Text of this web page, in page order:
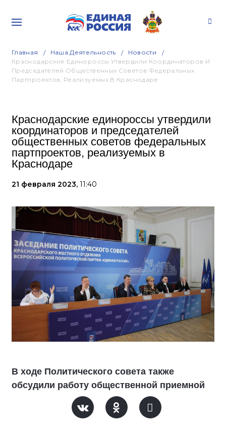
Главная Наша Деятельность
Новости
Краснодарские Единороссы Утвердили Координаторов И
Председателей Общественных Советов Федеральных
Партпроектов, Реализуемых В Краснодаре
Краснодарские единороссы утвердили
координаторов и председателей
общественных советов федеральных
партпроектов, реализуемых в
Краснодаре
21 февраля 2023, 11:40
В ходе Политического совета также
обсудили работу общественной приемной